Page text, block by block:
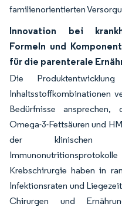
familienorientierten
Innovation bei
Formeln und
für die parenterale
Die
Inhaltsstoffkombinationen
Bedürfnisse ansprechen,
Omega-3-Fettsäuren und
der klinischen
Krebschirurgie haben in
Infektionsraten und
Chirurgen und